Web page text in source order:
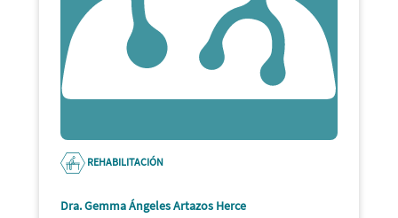
REHABILITACIÓN
Dra. Gemma Ángeles Artazos Herce